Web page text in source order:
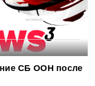
СБ ООН после